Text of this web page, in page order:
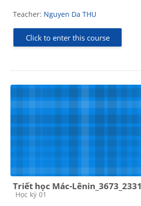
Teacher: Nguyen Da THU
Click to enter this course
Triết học Mác-Lênin_3673_2331
Course category
Học kỳ 01